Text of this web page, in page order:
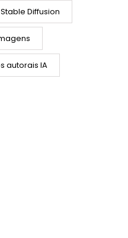
Stable Diffusion
autorais IA